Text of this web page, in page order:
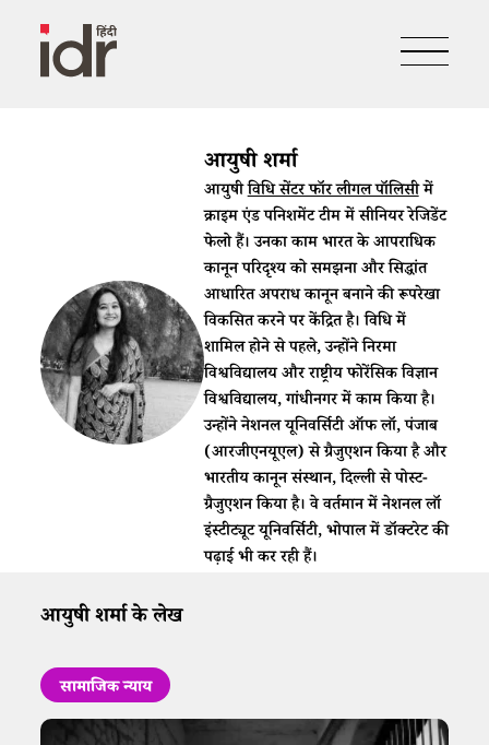
आयुषी शर्मा
आयुषीविधि सेंटर फॉर लीगल पॉलिसीमें
क्राइम एंड पनिशमेंट टीम में सीनियर रेजिडेंट
फेलो हैं। उनका काम भारत के आपराधिक
कानून परिदृश्य को समझना और सिद्धांत
आधारित अपराध कानून बनाने की रूपरेखा
विकसित करने पर केंद्रित है। विधि में
शामिल होने से पहले, उन्होंने निरमा
विश्वविद्यालय और राष्ट्रीय फोरेंसिक विज्ञान
विश्वविद्यालय, गांधीनगर में काम किया है।
उन्होंने नेशनल यूनिवर्सिटी ऑफ लॉ, पंजाब
(आरजीएनयूएल) से ग्रैजुएशन किया है और
भारतीय कानून संस्थान, दिल्ली से पोस्ट-
ग्रैजुएशन किया है। वे वर्तमान में नेशनल लॉ
इंस्टीट्यूट यूनिवर्सिटी, भोपाल में डॉक्टरेट की
पढ़ाई भी कर रही हैं।
आयुषी शर्मा के लेख
सामाजिक न्याय